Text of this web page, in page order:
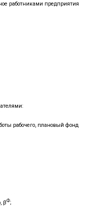
работниками предприятия
рабочего, плановый фонд
βФ;